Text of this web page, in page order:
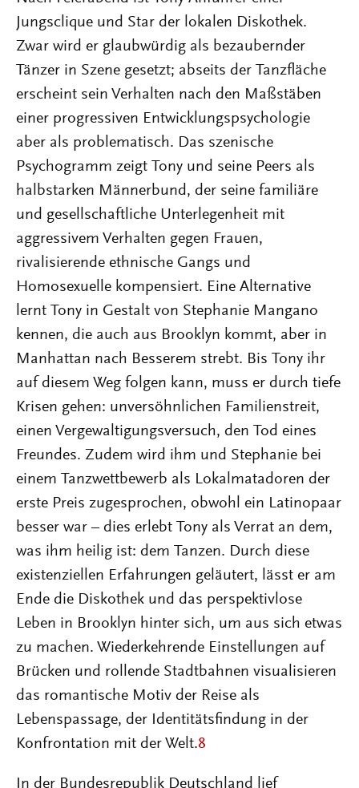
Jungsclique und Star der lokalen Diskothek.
Zwar wird er glaubwürdig als bezaubernder
Tänzer in Szene gesetzt; abseits der Tanzfläche
erscheint sein Verhalten nach den Maßstäben
einer progressiven Entwicklungspsychologie
aber als problematisch. Das szenische
Psychogramm zeigt Tony und seine Peers als
halbstarken Männerbund, der seine familiäre
und gesellschaftliche Unterlegenheit mit
aggressivem Verhalten gegen Frauen,
rivalisierende ethnische Gangs und
Homosexuelle kompensiert. Eine Alternative
lernt Tony in Gestalt von Stephanie Mangano
kennen, die auch aus Brooklyn kommt, aber in
Manhattan nach Besserem strebt. Bis Tony ihr
auf diesem Weg folgen kann, muss er durch tiefe
Krisen gehen: unversöhnlichen Familienstreit,
einen Vergewaltigungsversuch, den Tod eines
Freundes. Zudem wird ihm und Stephanie bei
einem Tanzwettbewerb als Lokalmatadoren der
erste Preis zugesprochen, obwohl ein Latinopaar
besser war – dies erlebt Tony als Verrat an dem,
was ihm heilig ist: dem Tanzen. Durch diese
existenziellen Erfahrungen geläutert, lässt er am
Ende die Diskothek und das perspektivlose
Leben in Brooklyn hinter sich, um aus sich etwas
zu machen. Wiederkehrende Einstellungen auf
Brücken und rollende Stadtbahnen visualisieren
das romantische Motiv der Reise als
Lebenspassage, der Identitätsfindung in der
Konfrontation mit der Welt.8
In der Bundesrepublik Deutschland lief